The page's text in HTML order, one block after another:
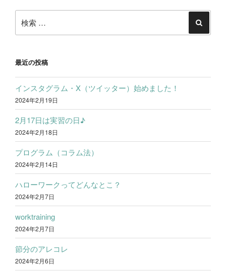
o
eナ
ビ
ー
シ
ョ
ン
索:
索
最近の投稿
インスタグラム・X（ツイッター）始めました！
2024年2月19日
2月17日は実習の日♪
2024年2月18日
プログラム（コラム法）
2024年2月14日
ハローワークってどんなとこ？
2024年2月7日
worktraining
2024年2月7日
節分のアレコレ
2024年2月6日